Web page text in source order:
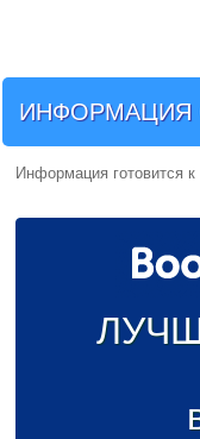
ИНФОРМАЦИЯ
Информация готовится к